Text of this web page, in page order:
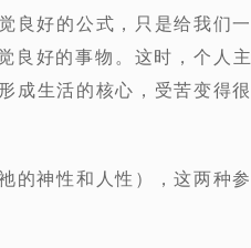
良好的公式，只是给我们一
良好的事物。这时，个人主
成生活的核心，受苦变得很
的神性和人性），这两种参